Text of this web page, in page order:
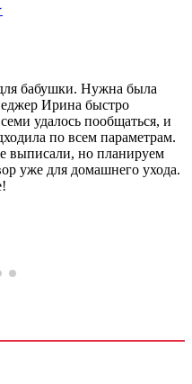
бабушки. Нужна была
Ирина быстро
удалось пообщаться, и
по всем параметрам.
выписали, но планируем
уже для домашнего ухода.